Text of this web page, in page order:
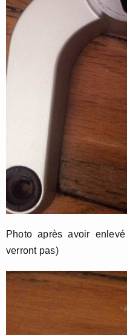
Photo après avoir
verront pas)